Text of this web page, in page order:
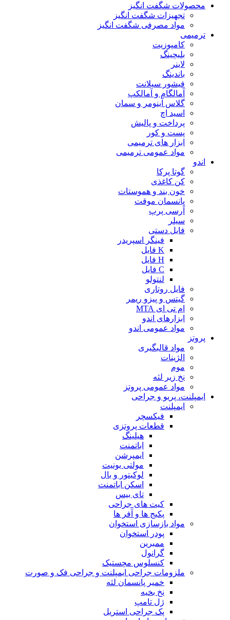
محصولات شگفت انگیز
تجهیزات شگفت انگیز
مواد مصرفی شگفت انگیز
ترمیمی
کامپوزیت
بلیچینگ
لاینر
باندینگ
فیشور سیلانت
آمالگام و آمالکپ
گلاس آینومر و سمان
اسید اچ
پرداخت و پالیش
پست و کور
ابزار های ترمیمی
مواد عمومی ترمیمی
اندو
گوتا پرکا
کن کاغذی
خون بند و هموستات
پانسمان موقت
آرسی پرپ
سیلر
فایل دستی
فینگر اسپریدر
K فایل
H فایل
C فایل
لنتولو
فایل روتاری
گیتس و پیزو ریمر
ام تی ای MTA
ابزارهای اندو
مواد عمومی اندو
پروتز
مواد قالبگیری
الژینات
موم
نخ زیر لثه
مواد عمومی پروتز
ایمپلنت، پریو و جراحی
ایمپلنت
فیکسچر
قطعات پروتزی
هیلینگ
اباتمنت
ایمپرشن
مولتی یونیت
لوکیتور و بال
اسکن اباتمنت
تای بیس
کیت های جراحی
پکیج ها و آفر ها
مواد بازسازی استخوان
پودر استخوان
ممبرین
گرانول
کنسلوس مچستیک
ملزومات جراحی ایمپلنت و جراحی فک و صورت
خمیر پانسمان لثه
نخ بخیه
ژل تامپ
پک جراحی استریل